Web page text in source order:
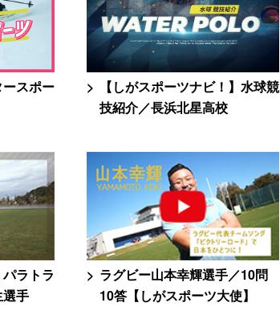
スポー
【しがスポーツナビ！】水球競
技紹介／長浜北星高校
パラトラ
手
ラグビー山本幸輝選手／10問
10答【しがスポーツ大使】